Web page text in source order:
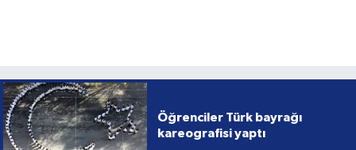
Öğrenciler Türk bayrağı
kareografisi yaptı